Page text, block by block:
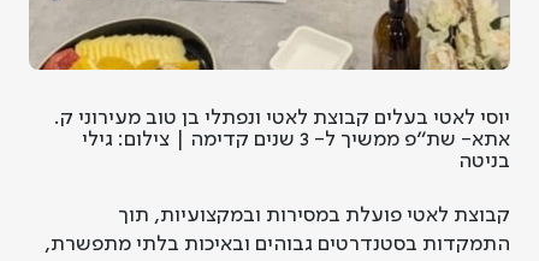
יוסי לאטי בעלים קבוצת לאטי ונפתלי בן טוב מעירוני ק.
אתא- שת"פ ממשיך ל- 3 שנים קדימה | צילום: גילי
בניטה
קבוצת לאטי פועלת במסירות ובמקצועיות, תוך
התמקדות בסטנדרטים גבוהים ובאיכות בלתי מתפשרת,